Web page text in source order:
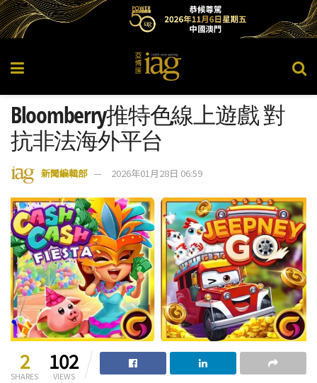
Bloomberry推特色線上遊戲 對
抗非法海外平台
新聞編輯部 2026年01月28日 06:59
2
SHARES
102
VIEWS